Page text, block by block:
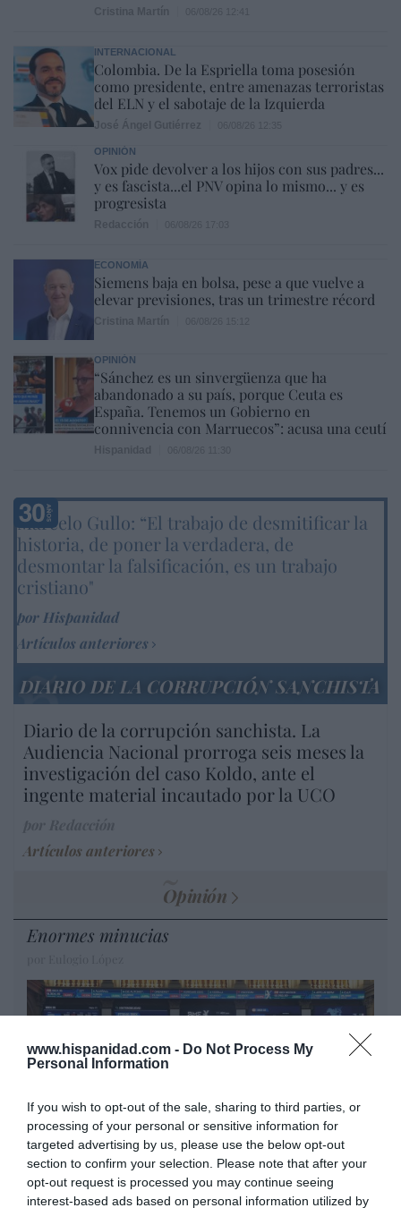
www.hispanidad.com - Do Not Process My
Personal Information
If you wish to opt-out of the sale, sharing to third parties, or
processing of your personal or sensitive information for
targeted advertising by us, please use the below opt-out
section to confirm your selection. Please note that after your
opt-out request is processed you may continue seeing
interest-based ads based on personal information utilized by
INTERNACIONAL
Colombia. De la Espriella toma posesión
como presidente, entre amenazas terroristas
del ELN y el sabotaje de la Izquierda
OPINIÓN
Vox pide devolver a los hijos con sus padres...
y es fascista...el PNV opina lo mismo... y es
progresista
ECONOMÍA
Siemens baja en bolsa, pese a que vuelve a
elevar previsiones, tras un trimestre récord
OPINIÓN
“Sánchez es un sinvergüenza que ha
abandonado a su país, porque Ceuta es
España. Tenemos un Gobierno en
connivencia con Marruecos”: acusa una ceutí
Marcelo Gullo: “El trabajo de desmitificar la
historia, de poner la verdadera, de
desmontar la falsificación, es un trabajo
cristiano"
por Hispanidad
Artículos anteriores
DIARIO DE LA CORRUPCIÓN SANCHISTA
Diario de la corrupción sanchista. La
Audiencia Nacional prorroga seis meses la
investigación del caso Koldo, ante el
ingente material incautado por la UCO
Artículos anteriores
Opinión
Enormes minucias
El IBEX 35 cerró la sesión del miércoles en